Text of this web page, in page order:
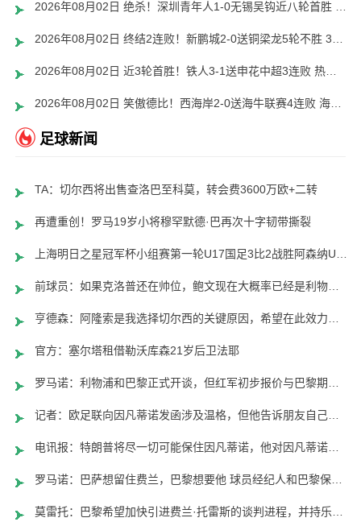
2026年08月02日 近3轮首胜！铁人3-1送申花中超3连败 热菲尼奥双响 邦本宜裕传射
2026年08月02日 笑傲德比！西海岸2-0送海牛联赛4连败 海牛仍垫底西海岸升至第二
足球新闻
TA：切尔西将出售查洛巴至科莫，转会费3600万欧+二转
再遭重创！罗马19岁小将穆罕默德·巴再次十字韧带撕裂
前球员：如果克洛普还在帅位，鲍文现在大概率已经是利物浦球员了
官方：塞尔塔租借勒沃库森21岁后卫法耶
记者：欧足联向因凡蒂诺发函涉及温格，但他告诉朋友自己不会辞职
电讯报：特朗普将尽一切可能保住因凡蒂诺，他对因凡蒂诺颇为赏识
罗马诺：巴萨想留住费兰，巴黎想要他 球员经纪人和巴黎保持沟通